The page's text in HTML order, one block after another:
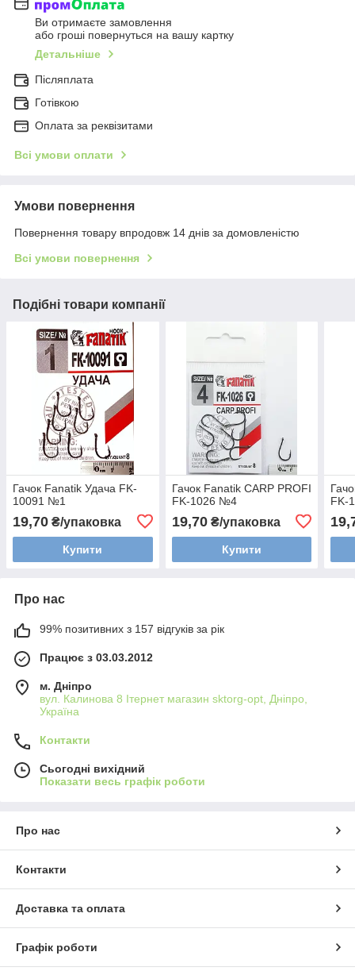
Ви отримаєте замовлення
або гроші повернуться на вашу картку
Детальніше
Післяплата
Готівкою
Оплата за реквізитами
Всі умови оплати
Умови повернення
Повернення товару впродовж 14 днів за домовленістю
Всі умови повернення
Подібні товари компанії
Гачок Fanatik Удача FK-
10091 №1
19,70 ₴/упаковка
Купити
Гачок Fanatik CARP PROFI
FK-1026 №4
19,70₴/упаковка
Купити
FK-
Про нас
99% позитивних з 157 відгуків за рік
Працює з 03.03.2012
м. Дніпро
вул. Калинова 8 Ітернет магазин sktorg-opt, Дніпро,
Україна
Контакти
Сьогодні вихідний
Показати весь графік роботи
Про нас
Контакти
Доставка та оплата
Графік роботи